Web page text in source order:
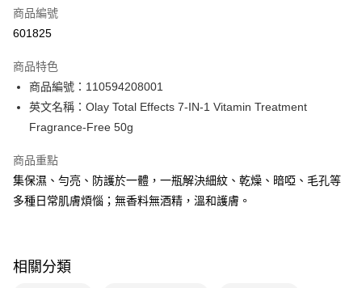
Apple Pay
PayMe
WeChat Pay
送貨方式
順豐自助櫃 - 確認發貨後1-3個工作天送達
順豐站及營業點 - 確認發貨後1-3個工作天送達
商品編號
601825
商品特色
商品編號：110594208001
英文名稱：Olay Total Effects 7-IN-1 Vitamin Treatment
Fragrance-Free 50g
商品重點
集保濕、勻亮、防護於一體，一瓶解決細紋、乾燥、暗啞、毛孔等
多種日常肌膚煩惱；無香料無酒精，溫和護膚。
相關分類